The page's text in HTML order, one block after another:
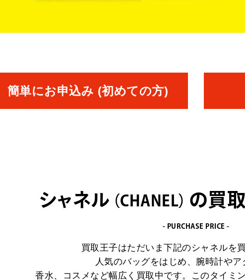
簡単にお申込み (初めての方)
シャネル CHANEL の買
- PURCHASE PRICE -
買取王子はただいま下記のシャネルを
人気のバッグをはじめ、腕時計やア
香水、コスメなど幅広く買取中です。このタイミ